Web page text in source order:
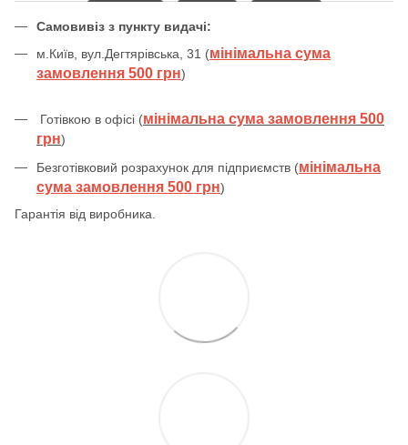
Самовивіз з пункту видачі:
м.Київ, вул.Дегтярівська, 31 (мінімальна сума
замовлення 500 грн)
Готівкою в офісі (мінімальна сума замовлення 500
грн)
Безготівковий розрахунок для підприємств (мінімальна
сума замовлення 500 грн)
Гарантія від виробника.